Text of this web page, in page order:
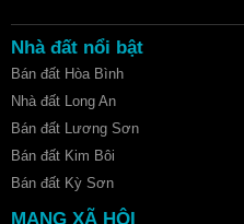
Nhà đất nổi bật
Bán đất Hòa Bình
Nhà đất Long An
Bán đất Lương Sơn
Bán đất Kim Bôi
Bán đất Kỳ Sơn
MẠNG XÃ HỘI